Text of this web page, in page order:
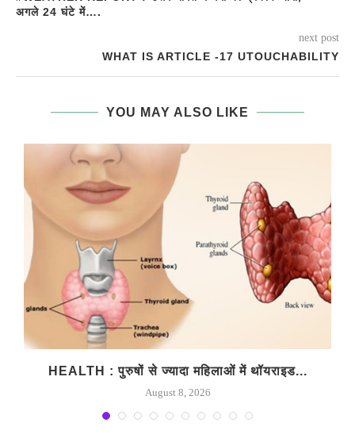
अगले 24 घंटे में….
next post
WHAT IS ARTICLE -17 UTOUCHABILITY
YOU MAY ALSO LIKE
HEALTH : पुरुषों से ज्यादा महिलाओं में थॉयराइड...
August 8, 2026